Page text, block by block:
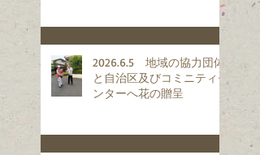
2026.6.5 地域の協力団体
と自治区及びコミニティセ
ンターへ花の贈呈